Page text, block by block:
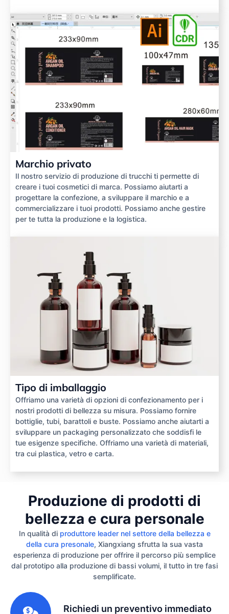
Marchio privato
Il nostro servizio di produzione di trucchi ti permette di
creare i tuoi cosmetici di marca. Possiamo aiutarti a
progettare la confezione, a sviluppare il marchio e a
commercializzare i tuoi prodotti. Possiamo anche gestire
per te tutta la produzione e la logistica.
Tipo di imballaggio
Offriamo una varietà di opzioni di confezionamento per i
nostri prodotti di bellezza su misura. Possiamo fornire
bottiglie, tubi, barattoli e buste. Possiamo anche aiutarti a
sviluppare un packaging personalizzato che soddisfi le
tue esigenze specifiche. Offriamo una varietà di materiali,
tra cui plastica, vetro e carta.
Produzione di prodotti di
bellezza e cura personale
In qualità di produttore leader nel settore della bellezza e
della cura presonale, Xiangxiang sfrutta la sua vasta
esperienza di produzione per offrire il percorso più semplice
dal prototipo alla produzione di bassi volumi, il tutto in tre fasi
semplificate.
Richiedi un preventivo immediato